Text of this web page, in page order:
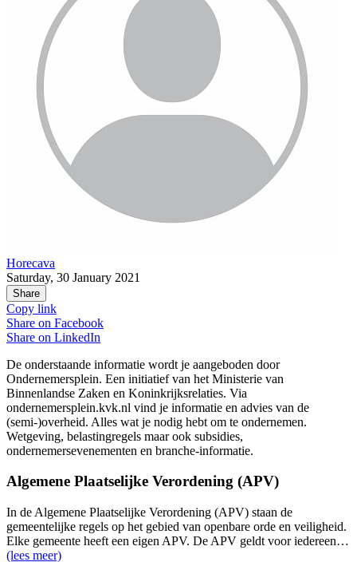
Horecava
Saturday, 30 January 2021
Share
Copy link
Share on Facebook
Share on LinkedIn
De onderstaande informatie wordt je aangeboden door
Ondernemersplein. Een initiatief van het Ministerie van
Binnenlandse Zaken en Koninkrijksrelaties. Via
ondernemersplein.kvk.nl vind je informatie en advies van de
(semi-)overheid. Alles wat je nodig hebt om te ondernemen.
Wetgeving, belastingregels maar ook subsidies,
ondernemersevenementen en branche-informatie.
Algemene Plaatselijke Verordening (APV)
In de Algemene Plaatselijke Verordening (APV) staan de
gemeentelijke regels op het gebied van openbare orde en veiligheid.
Elke gemeente heeft een eigen APV. De APV geldt voor iedereen…
(lees meer)